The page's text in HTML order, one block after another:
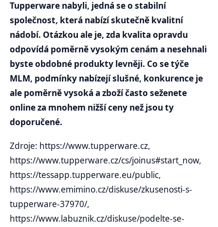
Tupperware nabyli, jedná se o stabilní
společnost, která nabízí skutečně kvalitní
nádobí. Otázkou ale je, zda kvalita opravdu
odpovídá poměrně vysokým cenám a nesehnali
byste obdobné produkty levněji. Co se týče
MLM, podmínky nabízejí slušné, konkurence je
ale poměrně vysoká a zboží často seženete
online za mnohem nižší ceny než jsou ty
doporučené.
Zdroje: https://www.tupperware.cz,
https://www.tupperware.cz/cs/joinus#start_now,
https://tessapp.tupperware.eu/public,
https://www.emimino.cz/diskuse/zkusenosti-s-
tupperware-37970/,
https://www.labuznik.cz/diskuse/podelte-se-